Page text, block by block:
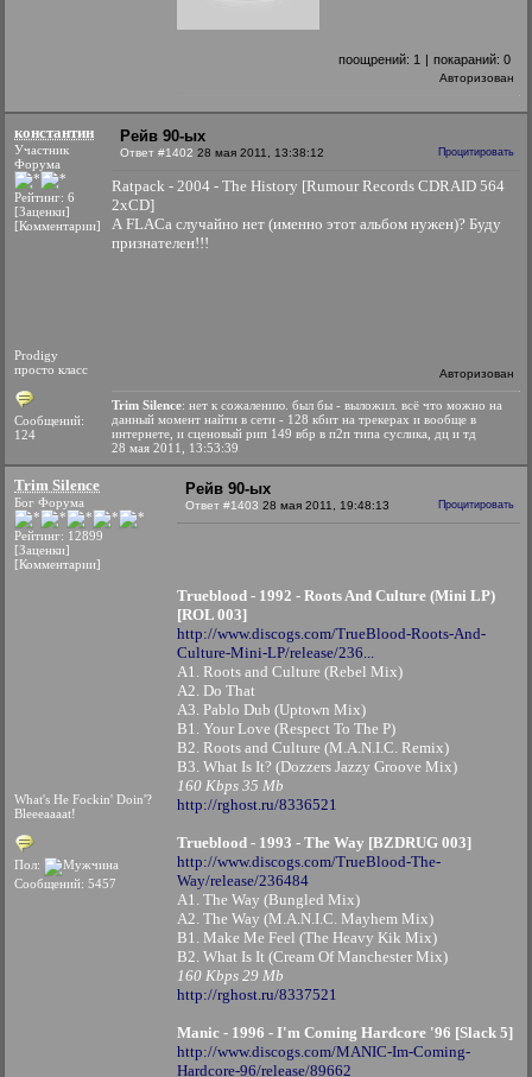
поощрений: 1 | покараний: 0
Авторизован
константин
Участник
Форума
Рейтинг: 6
[Заценки]
[Комментарии]
Prodigy
просто класс
Сообщений:
124
Рейв 90-ых
Ответ #1402 28 мая 2011, 13:38:12 Процитировать
Ratpack - 2004 - The History [Rumour Records CDRAID 564
2xCD]
А FLACa случайно нет (именно этот альбом нужен)? Буду
признателен!!!
Авторизован
Trim Silence: нет к сожалению. был бы - выложил. всё что можно на
данный момент найти в сети - 128 кбит на трекерах и вообще в
интернете, и сценовый рип 149 вбр в п2п типа суслика, дц и тд
28 мая 2011, 13:53:39
Trim Silence
Бог Форума
Рейтинг: 12899
[Заценки]
[Комментарии]
What's He Fockin' Doin'?
Bleeeaaaat!
Пол:
Сообщений: 5457
Рейв 90-ых
Ответ #1403 28 мая 2011, 19:48:13 Процитировать
Trueblood - 1992 - Roots And Culture (Mini LP)
[ROL 003]
http://www.discogs.com/TrueBlood-Roots-And-
Culture-Mini-LP/release/236...
A1. Roots and Culture (Rebel Mix)
A2. Do That
A3. Pablo Dub (Uptown Mix)
B1. Your Love (Respect To The P)
B2. Roots and Culture (M.A.N.I.C. Remix)
B3. What Is It? (Dozzers Jazzy Groove Mix)
160 Kbps 35 Mb
http://rghost.ru/8336521
Trueblood - 1993 - The Way [BZDRUG 003]
http://www.discogs.com/TrueBlood-The-
Way/release/236484
A1. The Way (Bungled Mix)
A2. The Way (M.A.N.I.C. Mayhem Mix)
B1. Make Me Feel (The Heavy Kik Mix)
B2. What Is It (Cream Of Manchester Mix)
160 Kbps 29 Mb
http://rghost.ru/8337521
Manic - 1996 - I'm Coming Hardcore '96 [Slack 5]
http://www.discogs.com/MANIC-Im-Coming-
Hardcore-96/release/89662